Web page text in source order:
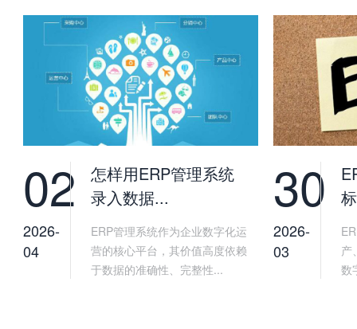
02
2026-
04
怎样用ERP管理系统
录入数据...
ERP管理系统作为企业数字化运
营的核心平台，其价值高度依赖
于数据的准确性、完整性...
30
2026-
03
产
数